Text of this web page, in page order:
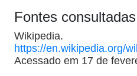
Fontes
Wikipedia.
https://en.wikipedia.org/
Acessado em 17 de